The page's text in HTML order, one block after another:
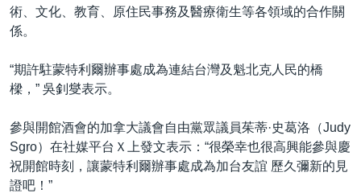
術、文化、教育、原住民事務及醫療衛生等各領域的合作關
係。
“期許駐蒙特利爾辦事處成為連結台灣及魁北克人民的橋
樑，” 吳釗燮表示。
參與開館酒會的加拿大議會自由黨眾議員茱蒂·史葛洛（Judy
Sgro）在社媒平台Ｘ上發文表示：“很榮幸也很高興能參與慶
祝開館時刻，讓蒙特利爾辦事處成為加台友誼 歷久彌新的見
證吧！”